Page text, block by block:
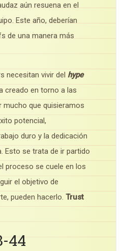
aún resuena en el
Este año, deberían
de una manera más
necesitan vivir del hype
creado en torno a las
mucho que quisieramos
potencial,
duro y la dedicación
Esto se trata de ir partido
proceso se cuele en los
el objetivo de
pueden hacerlo. Trust
44